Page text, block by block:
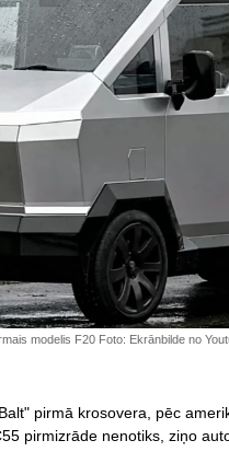
modelis F20 Foto: Ekrānbilde no
pirmā krosovera, pēc
pirmizrāde nenotiks, ziņo